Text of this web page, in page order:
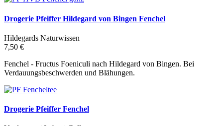
Drogerie Pfeiffer Hildegard von Bingen Fenchel
Hildegards Naturwissen
7,50 €
Fenchel - Fructus Foeniculi nach Hildegard von Bingen. Bei
Verdauungsbeschwerden und Blähungen.
Drogerie Pfeiffer Fenchel